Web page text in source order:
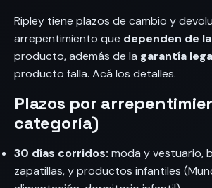
Ripley tiene plazos de cambio y
arrepentimiento que dependen de
producto, además de la garantía
producto falla. Acá los detalles.
Plazos por
categoría)
30 días corridos: moda y vestuario,
zapatillas, y productos infantiles